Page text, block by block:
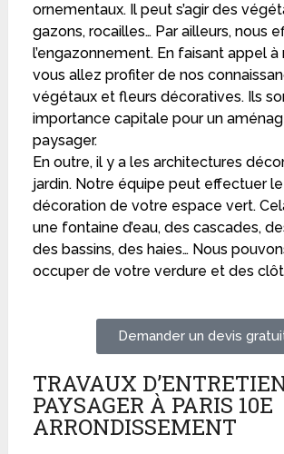
ornementaux. Il peut s’agir des
gazons, rocailles… Par ailleurs, nous
l’engazonnement. En faisant appel à
vous allez profiter de nos
végétaux et fleurs décoratives. Ils
importance capitale pour un
paysager.
En outre, il y a les architectures
jardin. Notre équipe peut effectuer
décoration de votre espace vert.
une fontaine d’eau, des cascades,
des bassins, des haies… Nous
occuper de votre verdure et des
Demander un devis
TRAVAUX
PAYSAGER À PARIS 10E
ARRONDISSEMENT